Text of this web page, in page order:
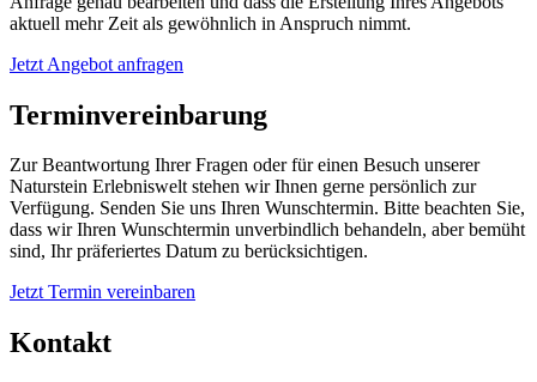
aktuell mehr Zeit als gewöhnlich in Anspruch nimmt.
Jetzt Angebot anfragen
Terminvereinbarung
Zur Beantwortung Ihrer Fragen oder für einen Besuch unserer
Naturstein Erlebniswelt stehen wir Ihnen gerne persönlich zur
Verfügung. Senden Sie uns Ihren Wunschtermin. Bitte beachten Sie,
dass wir Ihren Wunschtermin unverbindlich behandeln, aber bemüht
sind, Ihr präferiertes Datum zu berücksichtigen.
Jetzt Termin vereinbaren
Kontakt